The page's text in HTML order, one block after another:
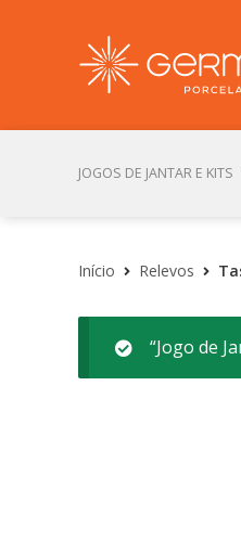
JOGOS DE JANTAR E KITS
CONTATO
Início Relevos
“Jogo de